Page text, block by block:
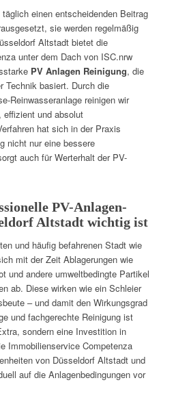
einen entscheidenden Beitrag
sie werden regelmäßig
Altstadt bietet die
unter dem Dach von ISC.nrw
PV Anlagen Reinigung, die
Technik basiert. Durch die
Reinwasseranlage reinigen wir
und absolut
hat sich in der Praxis
nicht nur eine bessere
auch für Werterhalt der PV-
PV-Anlagen-
Altstadt wichtig ist
und häufig befahrenen Stadt wie
mit der Zeit Ablagerungen wie
und andere umweltbedingte Partikel
ab. Diese wirken wie ein Schleier
– und damit den Wirkungsgrad
und fachgerechte Reinigung ist
sondern eine Investition in
Immobilienservice Competenza
von Düsseldorf Altstadt und
auf die Anlagenbedingungen vor